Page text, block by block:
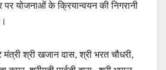
योजनाओं के क्रियान्वयन की निगरानी
श्री खजान दास, श्री भरत चौधरी,